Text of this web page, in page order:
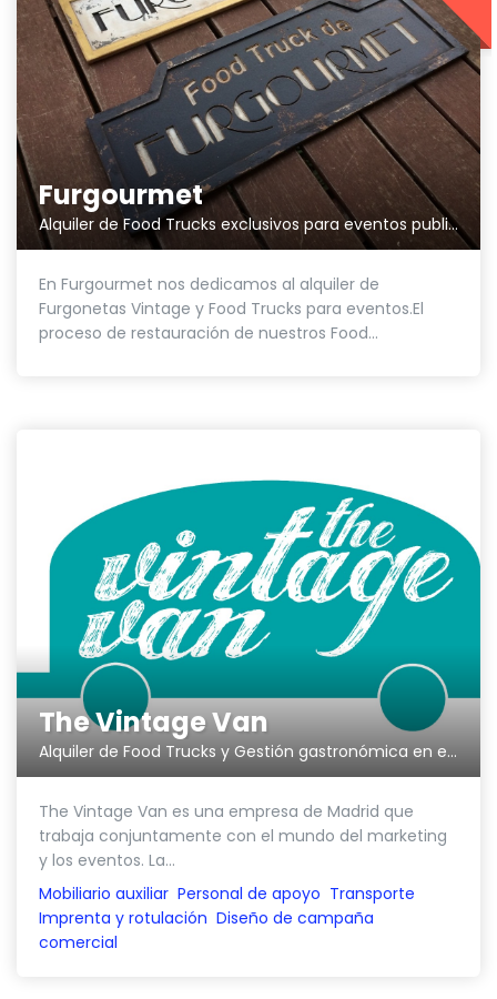
Furgourmet
Alquiler de Food Trucks exclusivos para eventos publicitarios y gastronómicos
En Furgourmet nos dedicamos al alquiler de
Furgonetas Vintage y Food Trucks para eventos.El
proceso de restauración de nuestros Food...
The Vintage Van
Alquiler de Food Trucks y Gestión gastronómica en eventos y festivales
The Vintage Van es una empresa de Madrid que
trabaja conjuntamente con el mundo del marketing
y los eventos. La...
Mobiliario auxiliar Personal de apoyo Transporte
Imprenta y rotulación Diseño de campaña
comercial